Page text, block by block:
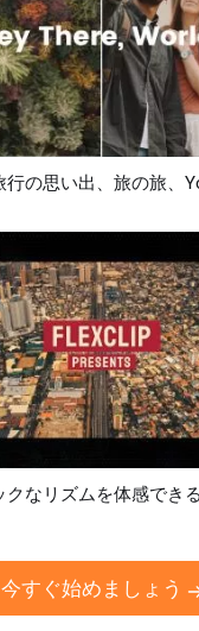
プレビュー AI再生成
プレビュー AI再生成
今すぐ始めましょう